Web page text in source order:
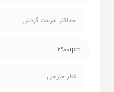
حداکثر سرعت گردش
2900rpm
قطر خارجی